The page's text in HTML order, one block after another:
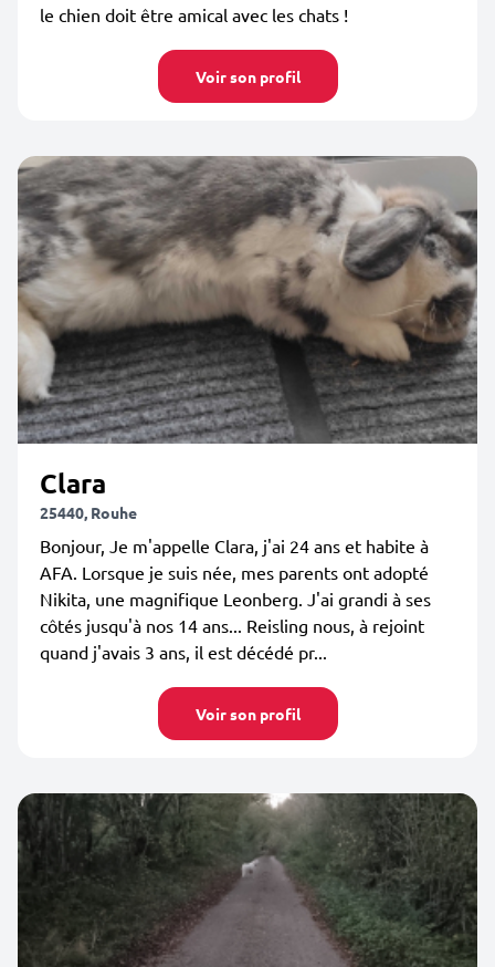
le chien doit être amical avec les chats !
Voir son profil
Clara
25440, Rouhe
Bonjour, Je m'appelle Clara, j'ai 24 ans et habite à
AFA. Lorsque je suis née, mes parents ont adopté
Nikita, une magnifique Leonberg. J'ai grandi à ses
côtés jusqu'à nos 14 ans... Reisling nous, à rejoint
quand j'avais 3 ans, il est décédé pr...
Voir son profil